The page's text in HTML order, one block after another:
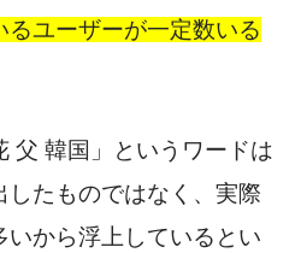
ユーザーが一定数いる
父 韓国」というワードは
たものではなく、実際
いから浮上しているとい